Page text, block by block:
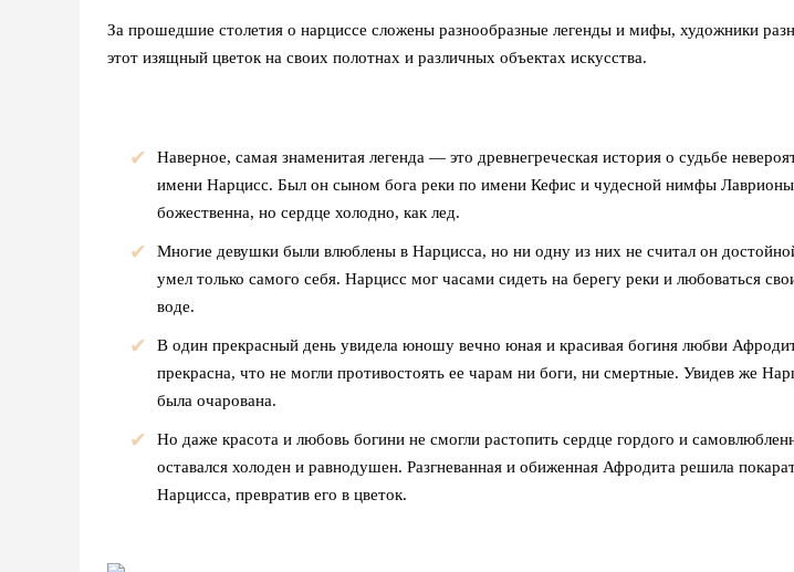
За прошедшие столетия о нарциссе сложены разнообразные легенды и мифы, художники
этот изящный цветок на своих полотнах и различных объектах искусства.
Наверное, самая знаменитая легенда — это древнегреческая история о судьбе
имени Нарцисс. Был он сыном бога реки по имени Кефис и чудесной нимфы
божественна, но сердце холодно, как лед.
Многие девушки были влюблены в Нарцисса, но ни одну из них не считал он
умел только самого себя. Нарцисс мог часами сидеть на берегу реки и любоваться
воде.
В один прекрасный день увидела юношу вечно юная и красивая богиня любви
прекрасна, что не могли противостоять ее чарам ни боги, ни смертные. Увидев же
была очарована.
Но даже красота и любовь богини не смогли растопить сердце гордого и
оставался холоден и равнодушен. Разгневанная и обиженная Афродита решила
Нарцисса, превратив его в цветок.